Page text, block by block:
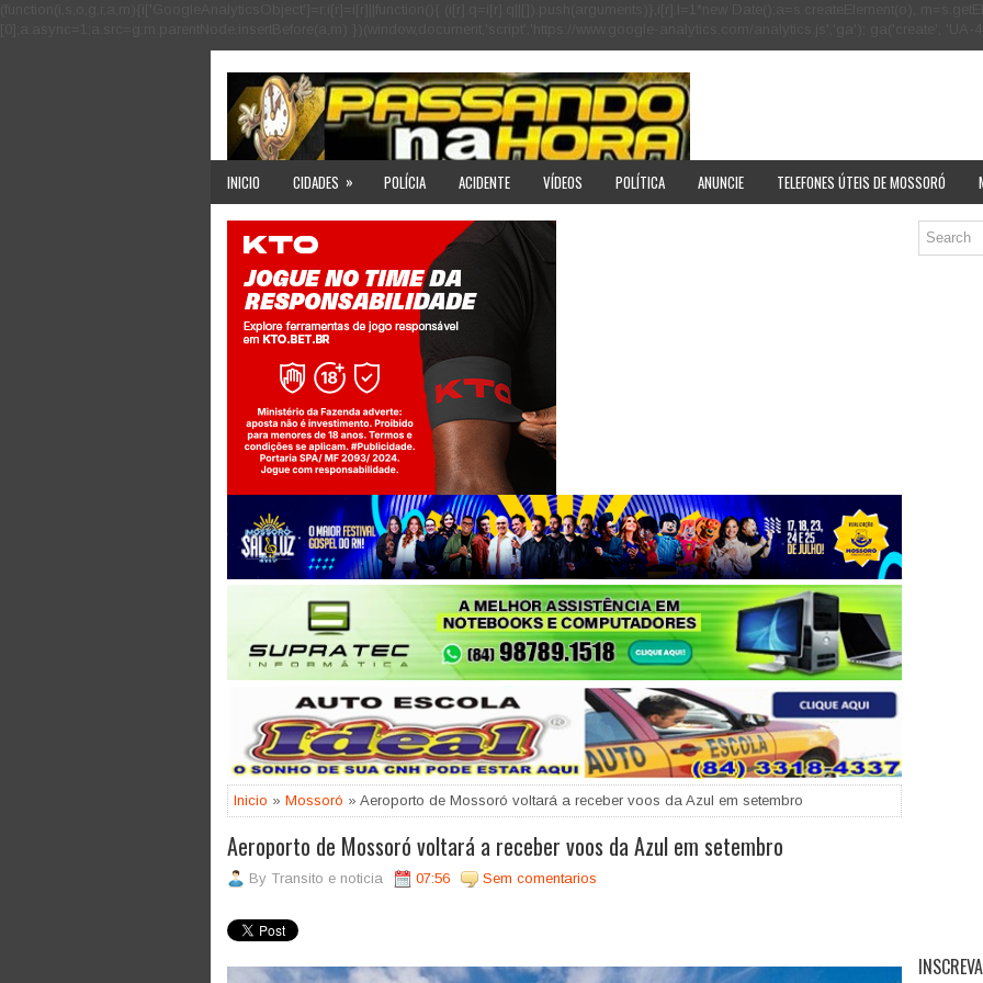
INICIO CIDADES » POLÍCIA ACIDENTE VÍDEOS POLÍTICA ANUNCIE TELEFONES ÚTEIS DE MOSSORÓ
Jogue com responsabilidade. 18+
Inicio » Mossoró » Aeroporto de Mossoró voltará a receber voos da Azul em setembro
Aeroporto de Mossoró voltará a receber voos da Azul em setembro
By Transito e noticia 07:56 Sem comentarios